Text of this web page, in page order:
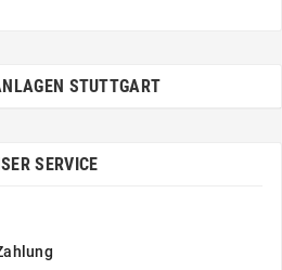
STUTTGART
SERVICE